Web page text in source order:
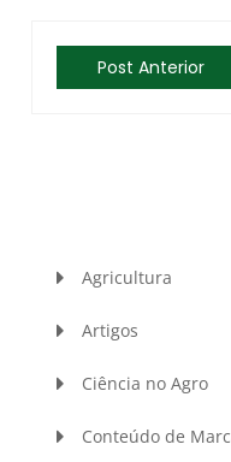
Post Anterior
Agricultura
Artigos
Ciência no Agro
Conteúdo de